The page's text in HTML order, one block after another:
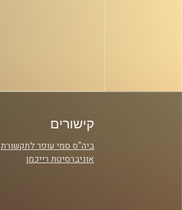
קישורים
ביה"ס סמי עופר לתקשורת
אוניברסיטת רייכמן